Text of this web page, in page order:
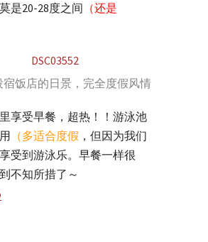
是20-28度之间 （还是
宿饭店的日景，完全度假风情
享受早餐，超热！！游泳池
（多适合度假 ，但因为我们
受到游泳乐。早餐一样很
不知所措了～